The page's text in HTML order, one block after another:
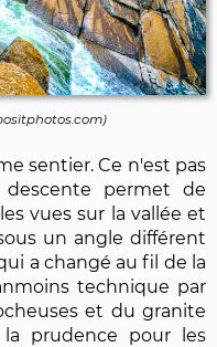
)
sentier. Ce n'est pas
permet de
vues sur la vallée et
un angle différent
a changé au fil de la
technique par
et du granite
prudence pour les